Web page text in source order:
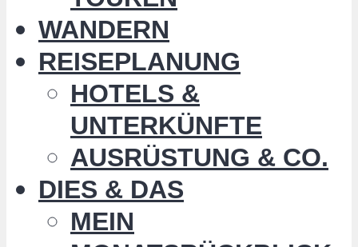
WANDERN
REISEPLANUNG
HOTELS &
UNTERKÜNFTE
AUSRÜSTUNG & CO.
DIES & DAS
MEIN